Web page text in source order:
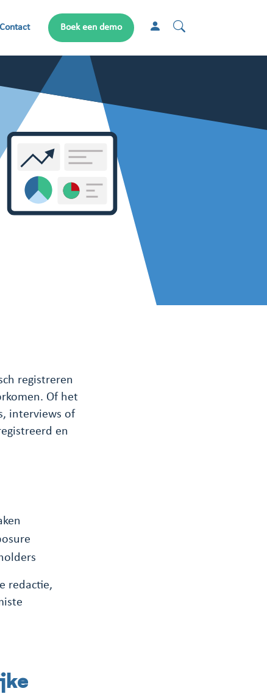
Contact Boek een demo
registreren
Of het
interviews of
en
redactie,